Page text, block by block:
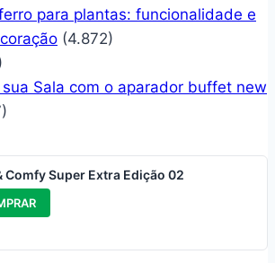
para plantas: funcionalidade e
(4.872)
Sala com o aparador buffet new
Comfy Super Extra Edição 02